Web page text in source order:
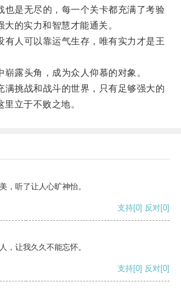
是无尽的，每一个关卡都充满了考验
的实力和智慧才能通关。
人可以靠运气生存，唯有实力才是王
露头角，成为众人仰慕的对象。
挑战和战斗的世界，只有足够强大的
立于不败之地。
，听了让人心旷神怡。
支持[0] 反对[0]
，让我久久不能忘怀。
支持[0] 反对[0]